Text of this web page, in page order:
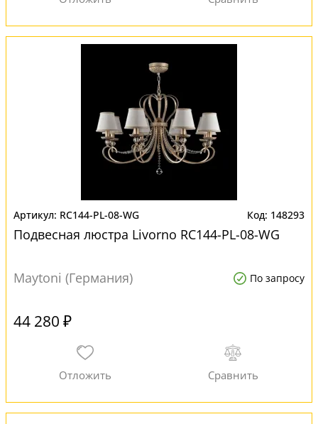
RC144-PL-08-WG 148293
Подвесная люстра Livorno RC144-PL-08-WG
Maytoni (Германия) По запросу
44 280 ₽